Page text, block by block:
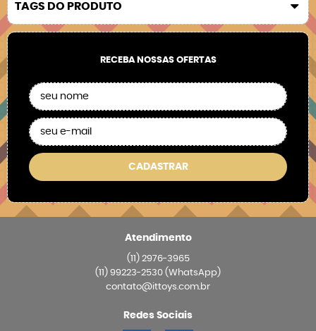
TAGS DO PRODUTO
RECEBA NOSSAS OFERTAS
CADASTRAR
Atendimento
(11)2976-3965
(11) 99223-2530 (WhatsApp)
contato@ittoys.com.br
Redes Sociais